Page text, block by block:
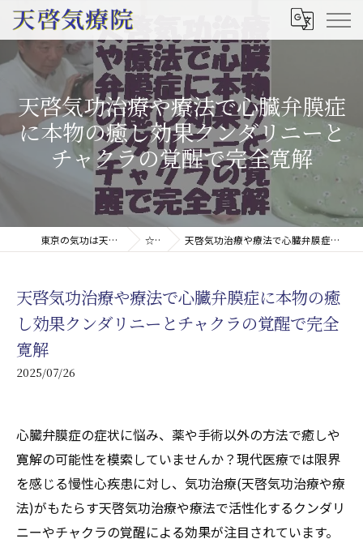
天啓気功治療や療法で心臓弁膜症
に本物の癒し効果クンダリニーと
チャクラの覚醒で完全寛解
東京の気功は天啓気療院(天啓気功療法治療院) ☆コラム 天啓気功治療や療法で心臓弁膜症に本物の癒し効果クンダリニーとチャクラの覚醒で完全寛解
天啓気功治療や療法で心臓弁膜症に本物の癒
し効果クンダリニーとチャクラの覚醒で完全
寛解
2025/07/26
心臓弁膜症の症状に悩み、薬や手術以外の方法で癒しや
寛解の可能性を模索していませんか？現代医療では限界
を感じる慢性心疾患に対し、気功治療(天啓気功治療や療
法)がもたらす天啓気功治療や療法で活性化するクンダリ
ニーやチャクラの覚醒による効果が注目されています。